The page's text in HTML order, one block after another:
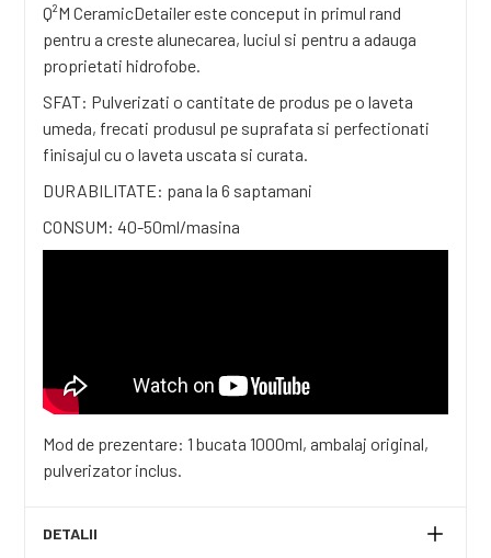
Q²M CeramicDetailer este conceput in primul rand
pentru a creste alunecarea, luciul si pentru a adauga
proprietati hidrofobe.
SFAT: Pulverizati o cantitate de produs pe o laveta
umeda, frecati produsul pe suprafata si perfectionati
finisajul cu o laveta uscata si curata.
DURABILITATE: pana la 6 saptamani
CONSUM: 40-50ml/masina
Mod de prezentare: 1 bucata 1000ml, ambalaj original,
pulverizator inclus.
DETALII